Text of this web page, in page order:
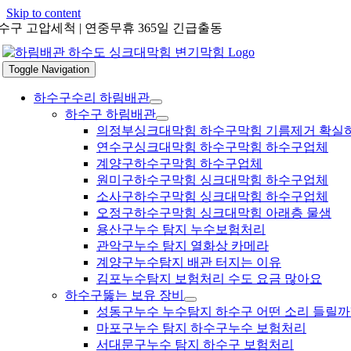
Skip to content
구 고압세척 | 연중무휴 365일 긴급출동
Toggle Navigation
하수구수리 하림배관
하수구 하림배관
의정부싱크대막힘 하수구막힘 기름제거 확실
연수구싱크대막힘 하수구막힘 하수구업체
계양구하수구막힘 하수구업체
원미구하수구막힘 싱크대막힘 하수구업체
소사구하수구막힘 싱크대막힘 하수구업체
오정구하수구막힘 싱크대막힘 아래층 물샘
용산구누수 탐지 누수보험처리
관악구누수 탐지 열화상 카메라
계양구누수탐지 배관 터지는 이유
김포누수탐지 보험처리 수도 요금 많아요
하수구뚫는 보유 장비
성동구누수 누수탐지 하수구 어떤 소리 들릴까
마포구누수 탐지 하수구누수 보험처리
서대문구누수 탐지 하수구 보험처리